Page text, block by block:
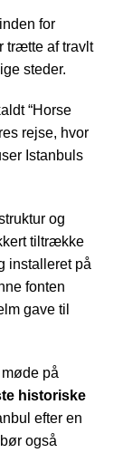
for
trætte af travlt
steder.
“Horse
rejse, hvor
Istanbuls
og
tiltrække
installeret på
fonten
gave til
på
historiske
efter en
også